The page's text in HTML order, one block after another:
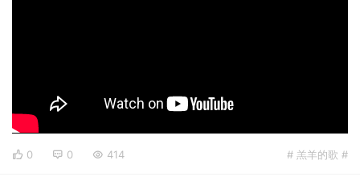
0 0 414 # 羔羊的歌 #